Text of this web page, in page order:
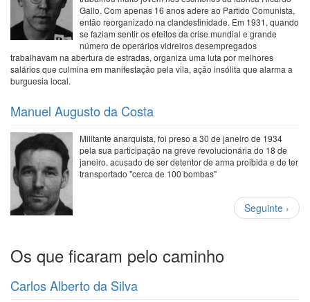
Gallo. Com apenas 16 anos adere ao Partido Comunista,
então reorganizado na clandestinidade. Em 1931, quando
se faziam sentir os efeitos da crise mundial e grande
número de operários vidreiros desempregados
trabalhavam na abertura de estradas, organiza uma luta por melhores
salários que culmina em manifestação pela vila, ação insólita que alarma a
burguesia local.
Manuel Augusto da Costa
Militante anarquista, foi preso a 30 de janeiro de 1934
pela sua participação na greve revolucionária do 18 de
janeiro, acusado de ser detentor de arma proibida e de ter
transportado "cerca de 100 bombas"
Paginação
Próxima
página
Seguinte ›
Os que ficaram pelo caminho
Carlos Alberto da Silva